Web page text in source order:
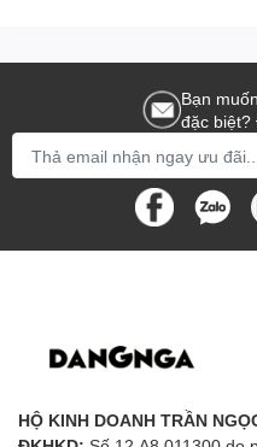
Bạn
đặc biệt?
HỘ KINH DOANH TRẦN